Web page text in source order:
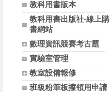
教科用書版本
教科用書出版社-線上購
書網站
數理資訊競賽考古題
實驗室管理
教室設備報修
班級粉筆板擦領用申請